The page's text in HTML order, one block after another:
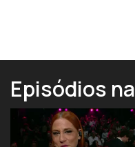
Episódios na